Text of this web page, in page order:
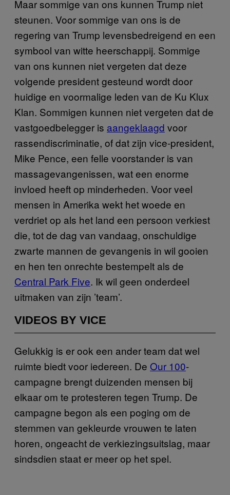
Maar sommige van ons kunnen Trump niet
steunen. Voor sommige van ons is de
regering van Trump levensbedreigend en een
symbool van witte heerschappij. Sommige
van ons kunnen niet vergeten dat deze
volgende president gesteund wordt door
huidige en voormalige leden van de Ku Klux
Klan. Sommigen kunnen niet vergeten dat de
vastgoedbelegger is aangeklaagd voor
rassendiscriminatie, of dat zijn vice-president,
Mike Pence, een felle voorstander is van
massagevangenissen, wat een enorme
invloed heeft op minderheden. Voor veel
mensen in Amerika wekt het woede en
verdriet op als het land een persoon verkiest
die, tot de dag van vandaag, onschuldige
zwarte mannen de gevangenis in wil gooien
en hen ten onrechte bestempelt als de
Central Park Five. Ik wil geen onderdeel
uitmaken van zijn ’team’.
VIDEOS BY VICE
Gelukkig is er ook een ander team dat wel
ruimte biedt voor iedereen. De Our 100-
campagne brengt duizenden mensen bij
elkaar om te protesteren tegen Trump. De
campagne begon als een poging om de
stemmen van gekleurde vrouwen te laten
horen, ongeacht de verkiezingsuitslag, maar
sindsdien staat er meer op het spel.